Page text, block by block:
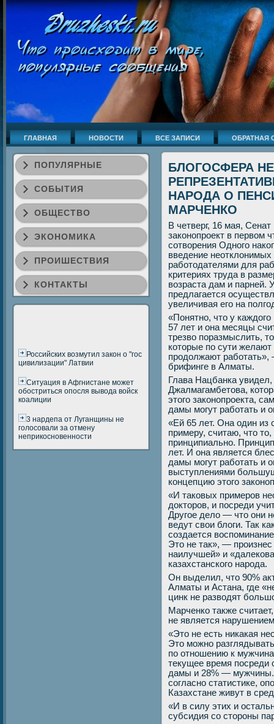
ГЛАВНАЯ НОВОСТИ ВСЕ ЗАПИСИ ОБРАТНАЯ
ПОПУЛЯРНЫЕ
СОБЫТИЯ
ОБЩЕСТВО
ЭКОНОМИКА
ПРОИШЕСТВИЯ
КОНТАКТЫ
Российских возмутил закон о "гос
цивилизации" Латвии
Ситуация в Афгнистане может
обостриться опосля вывода войск
коалиции
3 нардепа от Луганщины не
голосовали за отмену
неприкосновенности
БЛОГОСФЕРА
НАРОДА О
МАРЧЕНКО
В четверг, 16 мая,
законопроект в первом
сотворения Одного
введение
работодателями для
критериях труда в
возраста дам и парней.
предлагается
увеличивая его на
«Понятно, что у
57 лет и она месяцы
трезво поразмыслить,
которые по сути
продолжают работать»,
брифинге в Алматы.
Глава Нацбанка
Джалмагамбетова,
этого законопроекта,
дамы могут работать и
«Ей 65 лет. Она один из
примеру, считаю, что
принципиально.
лет. И она является
дамы могут работать и
выступлениями
концепцию этого
«И таковых примеров
докторов, и посреди
Другое дело — что они
ведут свои блоги. Так
создается
Это не так», —
наилучшей» и
казахстанского народа.
Он выделил, что 90%
Алматы и Астана, где
цинк не разводят
Марченко также
не является
«Это не есть никакая
Это можно
по отношению к
текущее время
дамы и 28% — мужчины.
согласно статистике,
Казахстане живут в
«И в силу этих и
субсидия со стороны